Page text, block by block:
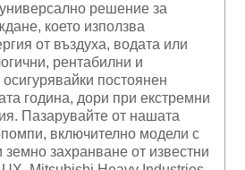
решение за
което използва
от въздуха, водата или
рентабилни и
постоянен
година, дори при екстремни
Пазарувайте от нашата
включително модели с
захранване от известни